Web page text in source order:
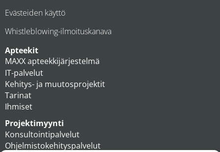
Evästeiden käyttö
Whistleblowing-ilmoituskanava
Apteekit
MAXX apteekkijärjestelmä
IT-palvelut
Kehitys- ja muutosprojektit
Tarinat
Ihmiset
Projektimyynti
Konsultointipalvelut
Ohjelmistokehityspalvelut